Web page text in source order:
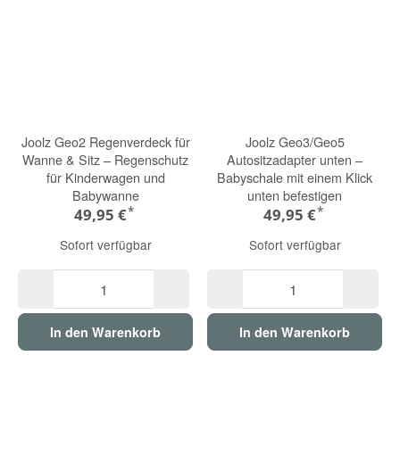
Joolz Geo2 Regenverdeck für
Wanne & Sitz – Regenschutz
für Kinderwagen und
Babywanne
49,95 €*
Sofort verfügbar
In den Warenkorb
Joolz Geo3/Geo5
Autositzadapter unten –
Babyschale mit einem Klick
unten befestigen
49,95 €*
Sofort verfügbar
In den Warenkorb